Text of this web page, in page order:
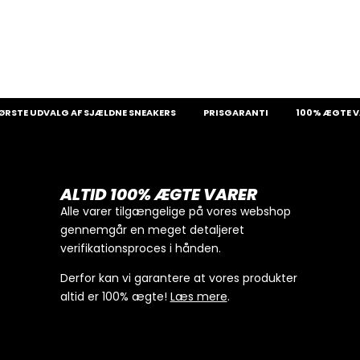
AF SJÆLDNE SNEAKERS PRISGARANTI 100% ÆGTE VARER
ALTID 100% ÆGTE VARER
Alle varer tilgængelige på vores webshop
gennemgår en meget detaljeret
verifikationsproces i hånden.
Derfor kan vi garantere at vores produkter
altid er 100% ægte! Læs mere.